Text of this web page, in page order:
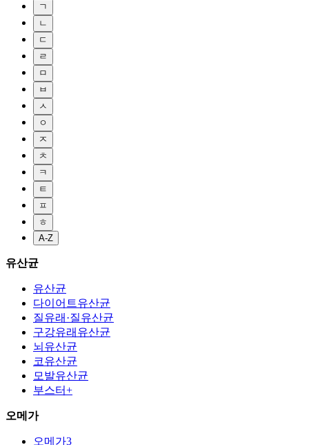
ㄱ
ㄴ
ㄷ
ㄹ
ㅁ
ㅂ
ㅅ
ㅇ
ㅈ
ㅊ
ㅋ
ㅌ
ㅍ
ㅎ
A-Z
유산균
유산균
다이어트유산균
질유래·질유산균
구강유래유산균
뇌유산균
코유산균
모발유산균
부스터+
오메가
오메가3